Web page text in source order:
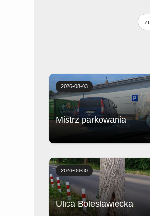
frytkami, chrzanem, musztardą i
Mistrz parkowania
2026-08-03
Ulica Bolesławiecka
2026-06-30